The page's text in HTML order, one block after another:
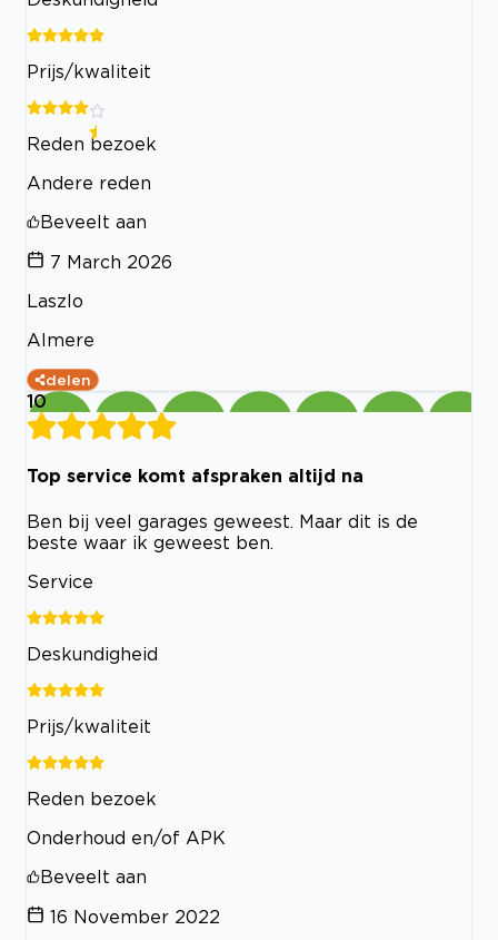
Prijs/kwaliteit
Reden bezoek
Andere reden
Beveelt aan
7 March 2026
Laszlo
Almere
delen
10
Top service komt afspraken altijd na
Ben bij veel garages geweest. Maar dit is de
beste waar ik geweest ben.
Service
Deskundigheid
Prijs/kwaliteit
Reden bezoek
Onderhoud en/of APK
Beveelt aan
16 November 2022